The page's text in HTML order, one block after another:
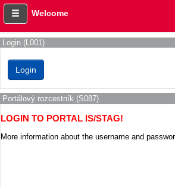
Welcome
Login (L001)
Portálový rozcestník (S087)
LOGIN TO PORTAL IS/STAG!
More information about the username and